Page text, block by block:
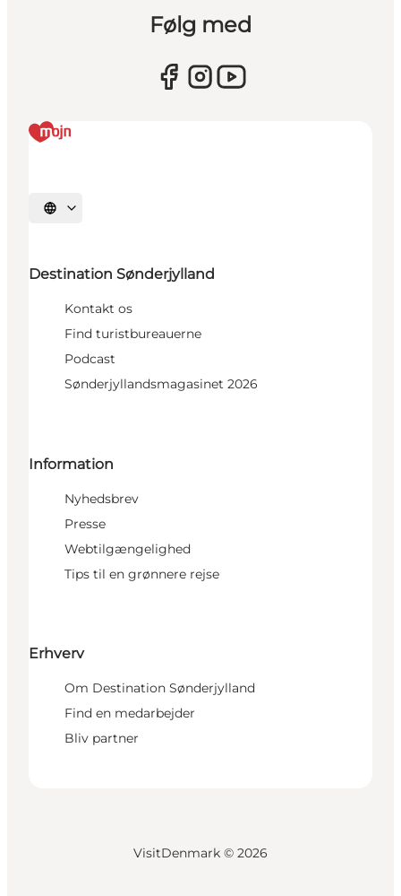
Følg med
Vælg sprog
Destination Sønderjylland
Kontakt os
Find turistbureauerne
Podcast
Sønderjyllandsmagasinet 2026
Information
Nyhedsbrev
Presse
Webtilgængelighed
Tips til en grønnere rejse
Erhverv
Om Destination Sønderjylland
Find en medarbejder
Bliv partner
VisitDenmark © 2026